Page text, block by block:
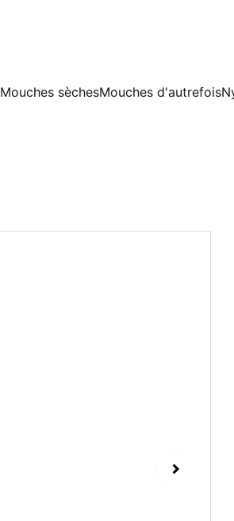
Mouches sèchesMouches d'autrefois